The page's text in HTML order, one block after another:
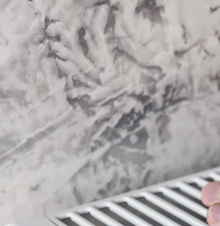
интенсивный обогрев. Оно
использования в качестве
Паровое